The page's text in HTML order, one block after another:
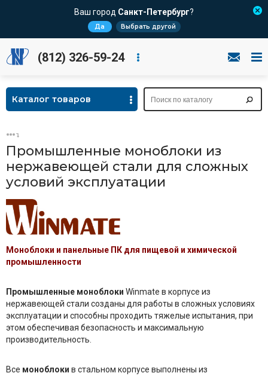
Ваш город Санкт-Петербург?
Да Выбрать другой
(812) 326-59-24
Каталог товаров
Промышленные моноблоки из
нержавеющей стали для сложных
условий эксплуатации
Моноблоки и панельные ПК для пищевой и химической
промышленности
Промышленные моноблоки Winmate в корпусе из
нержавеющей стали созданы для работы в сложных условиях
эксплуатации и способны проходить тяжелые испытания, при
этом обеспечивая безопасность и максимальную
производительность.
Все моноблоки в стальном корпусе выполнены из